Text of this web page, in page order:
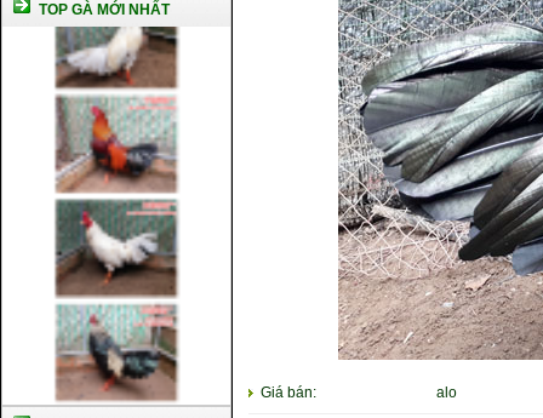
TOP GÀ MỚI NHẤT
Giá bán: alo